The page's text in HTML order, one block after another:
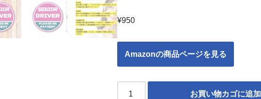
¥950
Amazonの商品ページを見る
お買い物カゴに追加